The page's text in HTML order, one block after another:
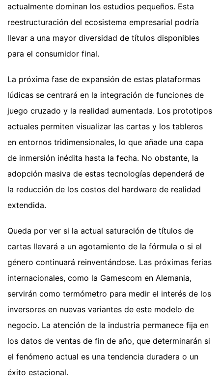
actualmente dominan los estudios pequeños. Esta
reestructuración del ecosistema empresarial podría
llevar a una mayor diversidad de títulos disponibles
para el consumidor final.
La próxima fase de expansión de estas plataformas
lúdicas se centrará en la integración de funciones de
juego cruzado y la realidad aumentada. Los prototipos
actuales permiten visualizar las cartas y los tableros
en entornos tridimensionales, lo que añade una capa
de inmersión inédita hasta la fecha. No obstante, la
adopción masiva de estas tecnologías dependerá de
la reducción de los costos del hardware de realidad
extendida.
Queda por ver si la actual saturación de títulos de
cartas llevará a un agotamiento de la fórmula o si el
género continuará reinventándose. Las próximas ferias
internacionales, como la Gamescom en Alemania,
servirán como termómetro para medir el interés de los
inversores en nuevas variantes de este modelo de
negocio. La atención de la industria permanece fija en
los datos de ventas de fin de año, que determinarán si
el fenómeno actual es una tendencia duradera o un
éxito estacional.